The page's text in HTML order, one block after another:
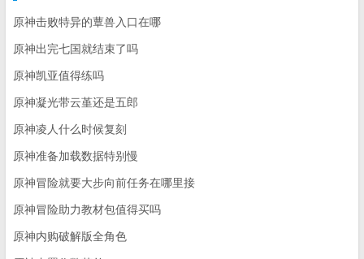
原神击败特异的蕈兽入口在哪
原神出完七国就结束了吗
原神凯亚值得练吗
原神凝光带云堇还是五郎
原神凌人什么时候复刻
原神准备加载数据特别慢
原神冒险就要大步向前任务在哪里接
原神冒险助力教材包值得买吗
原神内购破解版全角色